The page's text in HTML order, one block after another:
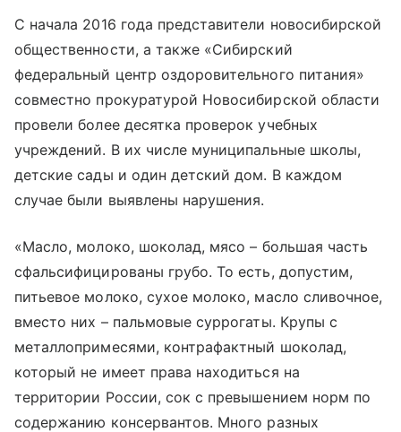
С начала 2016 года представители новосибирской
общественности, а также «Сибирский
федеральный центр оздоровительного питания»
совместно прокуратурой Новосибирской области
провели более десятка проверок учебных
учреждений. В их числе муниципальные школы,
детские сады и один детский дом. В каждом
случае были выявлены нарушения.
«Масло, молоко, шоколад, мясо – большая часть
сфальсифицированы грубо. То есть, допустим,
питьевое молоко, сухое молоко, масло сливочное,
вместо них –пальмовые суррогаты. Крупы с
металлопримесями, контрафактный шоколад,
который не имеет права находиться на
территории России, сок с превышением норм по
содержанию консервантов. Много разных